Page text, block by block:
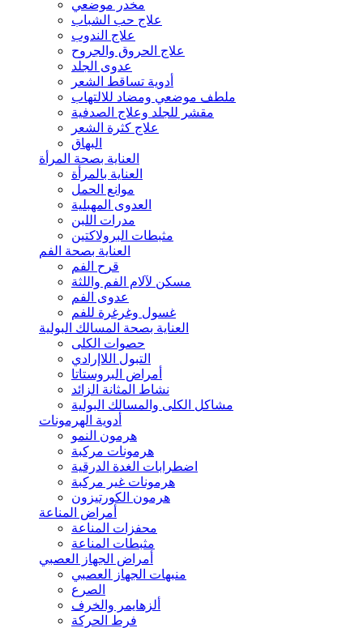
مخدر موضعي
علاج حب الشباب
علاج الندوب
علاج الحروق والجروح
عدوى الجلد
أدوية تساقط الشعر
ملطف موضعي ومضاد للالتهاب
مقشر للجلد وعلاج الصدفية
علاج كثرة الشعر
البهاق
العناية بصحة المرأة
العناية بالمرأة
موانع الحمل
العدوى المهبلية
مدرات اللبن
مثبطات البرولاكتين
العناية بصحة الفم
قرح الفم
مسكن لآلام الفم واللثة
عدوى الفم
غسول وغرغرة للفم
العناية بصحة المسالك البولية
حصوات الكلى
التبول اللاإرادي
أمراض البروستاتا
نشاط المثانة الزائد
مشاكل الكلى والمسالك البولية
أدوية الهرمونات
هرمون النمو
هرمونات مركبة
اضطرابات الغدة الدرقية
هرمونات غير مركبة
هرمون الكورتيزون
أمراض المناعة
محفزات المناعة
مثبطات المناعة
أمراض الجهاز العصبي
منبهات الجهاز العصبي
الصرع
ألزهايمر والخرف
فرط الحركة